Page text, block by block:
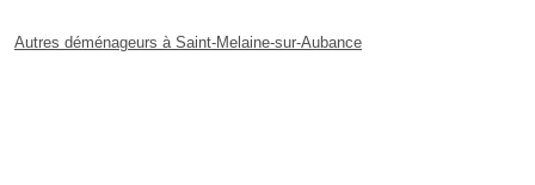
Autres déménageurs à Saint-Melaine-sur-Aubance